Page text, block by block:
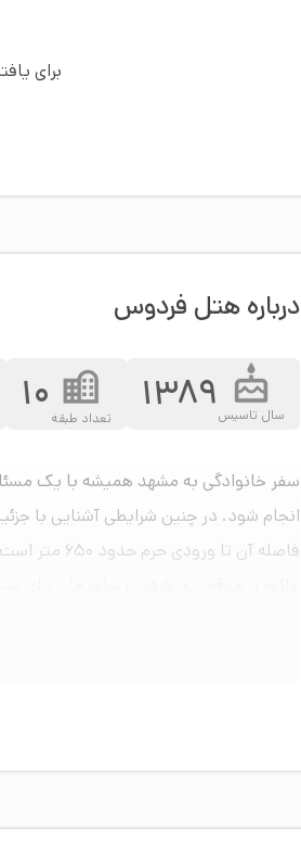
برای
درباره هتل فردوس
سال تاسیس1389 تعداد طبقه 10
سفر خانوادگی به مشهد همیشه با یک
فاصله آن تا ورودی حرم حدود ۶۵۰ متر است؛ یعنی رفتن به حرم حتی برای کسانی که همراه خردسال یا فرد سالخورده دارند، بدون سختی انجام می‌شود.
تخته و برای چهار نفره‌ها هم اتاق